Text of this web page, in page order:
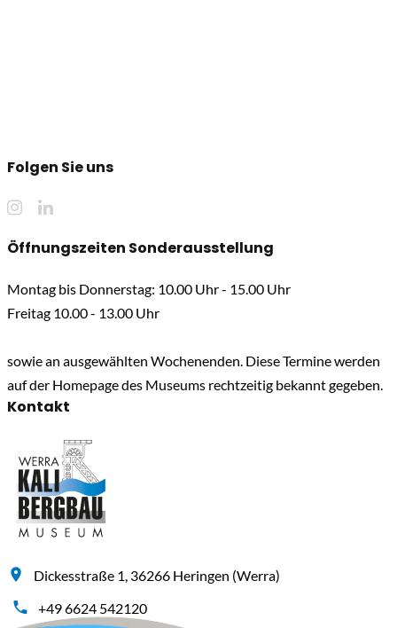
Folgen Sie uns
Öffnungszeiten Sonderausstellung
Montag bis Donnerstag: 10.00 Uhr - 15.00 Uhr
Freitag 10.00 - 13.00 Uhr
sowie an ausgewählten Wochenenden. Diese Termine werden
auf der Homepage des Museums rechtzeitig bekannt gegeben.
Kontakt
Dickesstraße 1, 36266 Heringen (Werra)
+49 6624 542120